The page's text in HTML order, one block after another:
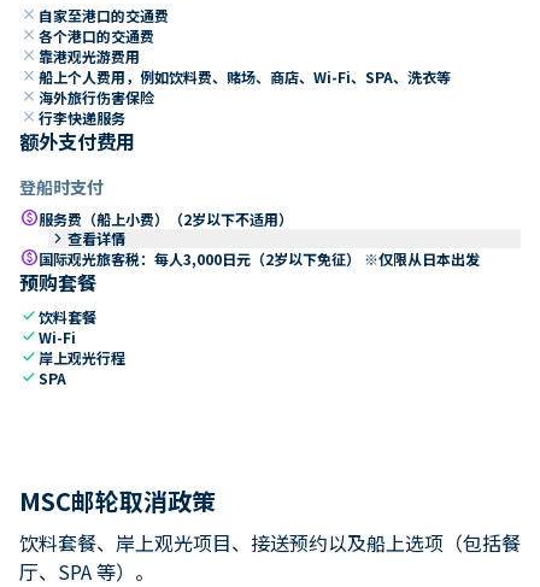
close 自家至港口的交通费
close 各个港口的交通费
close 靠港观光游费用
close 船上个人费用，例如饮料费、赌场、商店、Wi-Fi、SPA、洗衣等
close 海外旅行伤害保险
close 行李快递服务
额外支付费用
登船时支付
paid服务费（船上小费）（2岁以下不适用）
keyboard_arrow_right 查看详情
paid国际观光旅客税：每人3,000日元（2岁以下免征） ※仅限从日本出发
预购套餐
check饮料套餐
checkWi-Fi
check 岸上观光行程
checkSPA
MSC邮轮取消政策
饮料套餐、岸上观光项目、接送预约以及船上选项（包括餐
厅、SPA 等）。